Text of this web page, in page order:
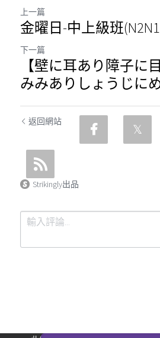
上一篇
金曜日-中上級班
下一篇
【壁に耳あり障子に
みみありしょうじにめ
返回網站
Strikingly出品